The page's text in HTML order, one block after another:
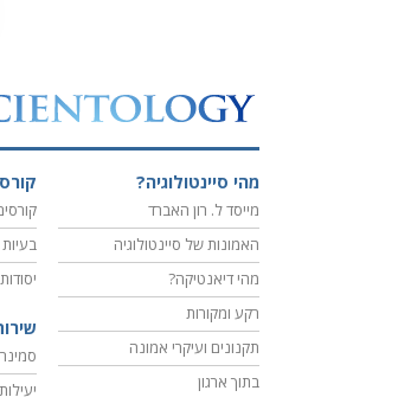
מהי סיינטולוגיה?
מייסד ל. רון האברד
האמונות של סיינטולוגיה
מהי דיאנטיקה?
רקע ומקורות
תקנונים ועיקרי אמונה
בתוך ארגון
סמינר Dianetics